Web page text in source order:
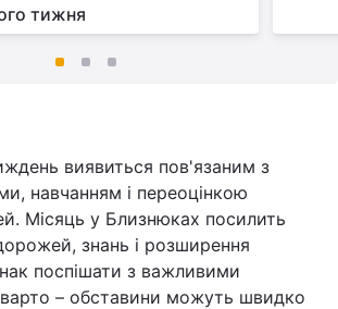
тижня
виявиться пов'язаним з
навчанням і переоцінкою
Місяць у Близнюках посилить
знань і розширення
поспішати з важливими
– обставини можуть швидко